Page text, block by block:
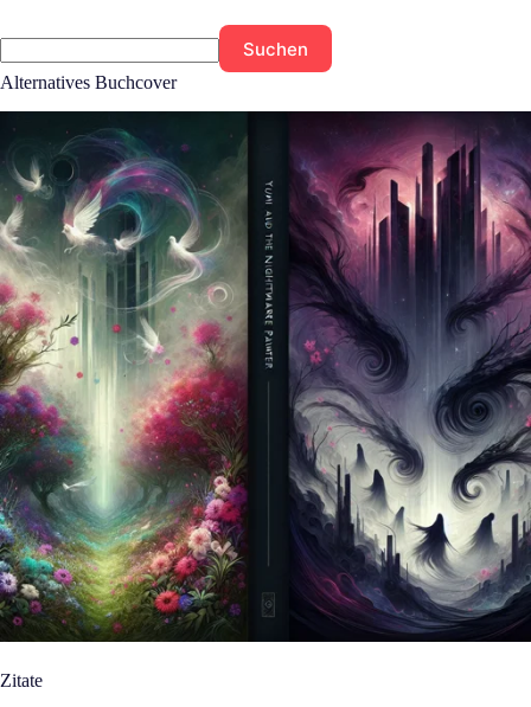
Suchen
Alternatives Buchcover
Zitate